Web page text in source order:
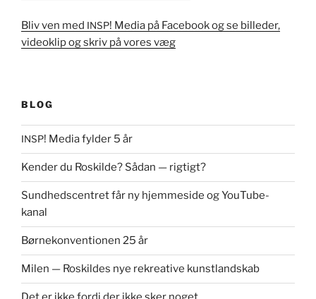
Bliv ven med INSP! Media på Face­book og se billed­er,
videok­lip og skriv på vores væg
BLOG
INSP! Media fylder 5 år
Kender du Roskilde? Sådan — rigtigt?
Sundhedscentret får ny hjemmeside og YouTube-
kanal
Børnekonventionen 25 år
Milen — Roskildes nye rekreative kunstlandskab